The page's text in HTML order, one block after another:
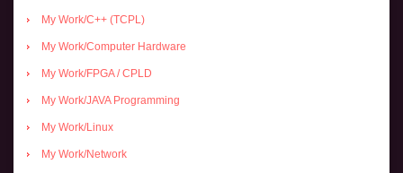
My Work/C++ (TCPL)
My Work/Computer Hardware
My Work/FPGA / CPLD
My Work/JAVA Programming
My Work/Linux
My Work/Network